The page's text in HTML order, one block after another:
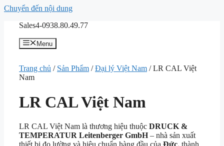
Chuyển đến nội dung
Sales4-0938.80.49.77
Menu
Trang chủ / Sản Phẩm /Đại lý Việt Nam / LR CAL Việt
Nam
LR CAL Việt Nam
LR CAL Việt Nam là thương hiệu thuộc DRUCK &
TEMPERATUR Leitenberger GmbH– nhà sản xuất